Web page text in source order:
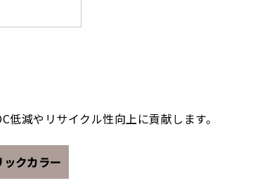
減やリサイクル性向上に貢献します。
ックカラー